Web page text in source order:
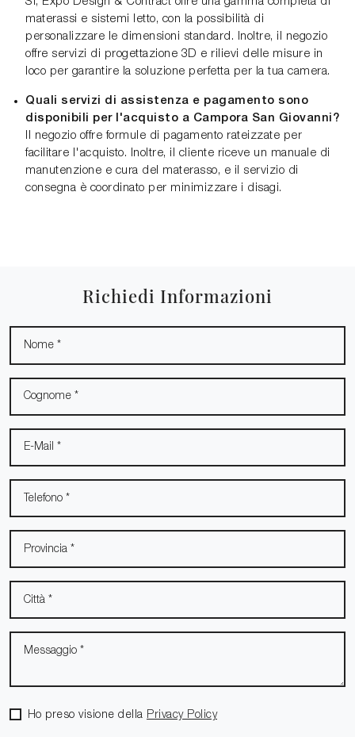
materassi e sistemi letto, con la possibilità di
personalizzare le dimensioni standard. Inoltre, il negozio
offre servizi di progettazione 3D e rilievi delle misure in
loco per garantire la soluzione perfetta per la tua camera.
Quali servizi di assistenza e pagamento sono
disponibili per l'acquisto a Campora San Giovanni?
Il negozio offre formule di pagamento rateizzate per
facilitare l'acquisto. Inoltre, il cliente riceve un manuale di
manutenzione e cura del materasso, e il servizio di
consegna è coordinato per minimizzare i disagi.
Richiedi Informazioni
Ho preso visione della Privacy Policy